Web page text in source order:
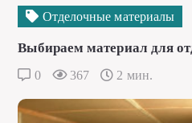
Отделочные материалы
Выбираем материал для
0 367 2 мин.